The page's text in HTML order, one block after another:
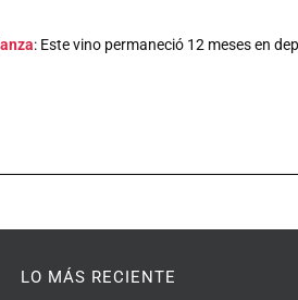
: Este vino permaneció 12 meses en
LO MÁS RECIENTE